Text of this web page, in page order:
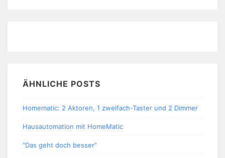
ÄHNLICHE POSTS
Homematic: 2 Aktoren, 1 zweifach-Taster und 2 Dimmer
Hausautomation mit HomeMatic
"Das geht doch besser"